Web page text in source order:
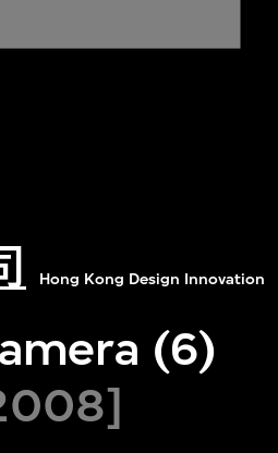
Hong Kong Design Innovation
(6)